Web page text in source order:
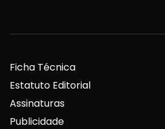
Ficha Técnica
Estatuto Editorial
Assinaturas
Publicidade